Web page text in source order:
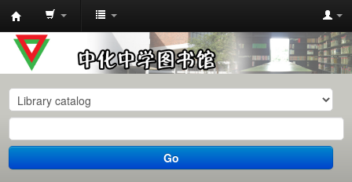
中
化
中
学
图
书
馆
Go